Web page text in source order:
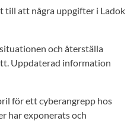
till att några uppgifter i Ladok
och återställa
Uppdaterad information
för ett cyberangrepp hos
har exponerats och